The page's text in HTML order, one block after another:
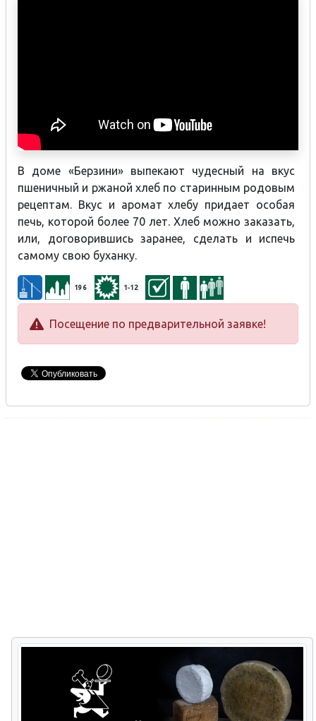
В доме «Берзини» выпекают чудесный на вкус
пшеничный и ржаной хлеб по старинным родовым
рецептам. Вкус и аромат хлебу придает особая
печь, которой более 70 лет. Хлеб можно заказать,
или, договорившись заранее, сделать и испечь
самому свою буханку.
196 1-12
Посещение по предварительной заявке!